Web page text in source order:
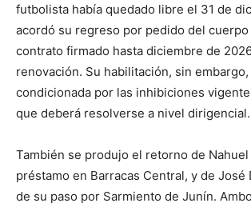
futbolista había quedado libre el 31 de
acordó su regreso por pedido del
contrato firmado hasta diciembre de
renovación. Su habilitación, sin
condicionada por las inhibiciones
que deberá resolverse a nivel dirigencial.
También se produjo el retorno de
préstamo en Barracas Central, y de José
de su paso por Sarmiento de Junín.